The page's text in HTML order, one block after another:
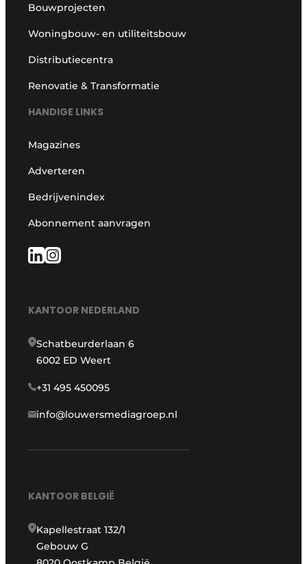
Bouwprojecten
Woningbouw- en utiliteitsbouw
Distributiecentra
Renovatie & Transformatie
HANDIGE LINKS
Magazines
Adverteren
Bedrijvenindex
Abonnement aanvragen
KANTOOR NEDERLAND
Schatbeurderlaan 6
6002 ED Weert
+31 495 450095
info@louwersmediagroep.nl
KANTOOR BELGIË
Kapellestraat 132/1
Gebouw G